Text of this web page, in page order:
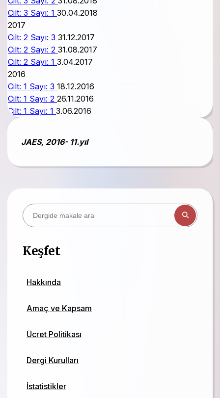
Cilt: 3 Sayı: 1 30.04.2018
2017
Cilt: 2 Sayı: 3 31.12.2017
Cilt: 2 Sayı: 2 31.08.2017
Cilt: 2 Sayı: 1 3.04.2017
2016
Cilt: 1 Sayı: 3 18.12.2016
Cilt: 1 Sayı: 2 26.11.2016
Cilt: 1 Sayı: 1 3.06.2016
JAES, 2016- 11.yıl
Keşfet
Hakkında
Amaç ve Kapsam
Ücret Politikası
Dergi Kurulları
İstatistikler